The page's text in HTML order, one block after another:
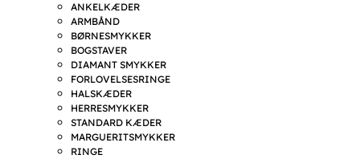
ANKELKÆDER
ARMBÅND
BØRNESMYKKER
BOGSTAVER
DIAMANT SMYKKER
FORLOVELSESRINGE
HALSKÆDER
HERRESMYKKER
STANDARD KÆDER
MARGUERITSMYKKER
RINGE